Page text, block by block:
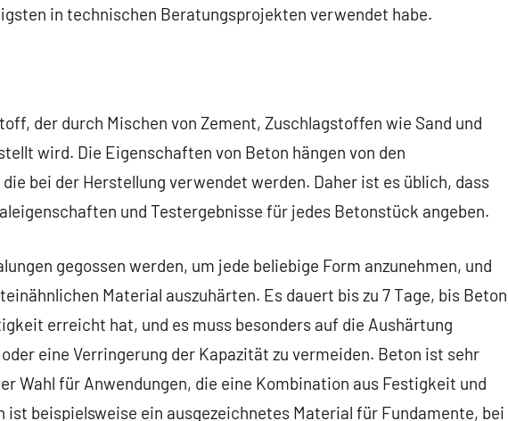
in technischen Beratungsprojekten verwendet habe.
der durch Mischen von Zement, Zuschlagstoffen wie Sand und
wird. Die Eigenschaften von Beton hängen von den
bei der Herstellung verwendet werden. Daher ist es üblich, dass
und Testergebnisse für jedes Betonstück angeben.
gegossen werden, um jede beliebige Form anzunehmen, und
Material auszuhärten. Es dauert bis zu 7 Tage, bis Beton
erreicht hat, und es muss besonders auf die Aushärtung
eine Verringerung der Kapazität zu vermeiden. Beton ist sehr
Wahl für Anwendungen, die eine Kombination aus Festigkeit und
beispielsweise ein ausgezeichnetes Material für Fundamente, bei